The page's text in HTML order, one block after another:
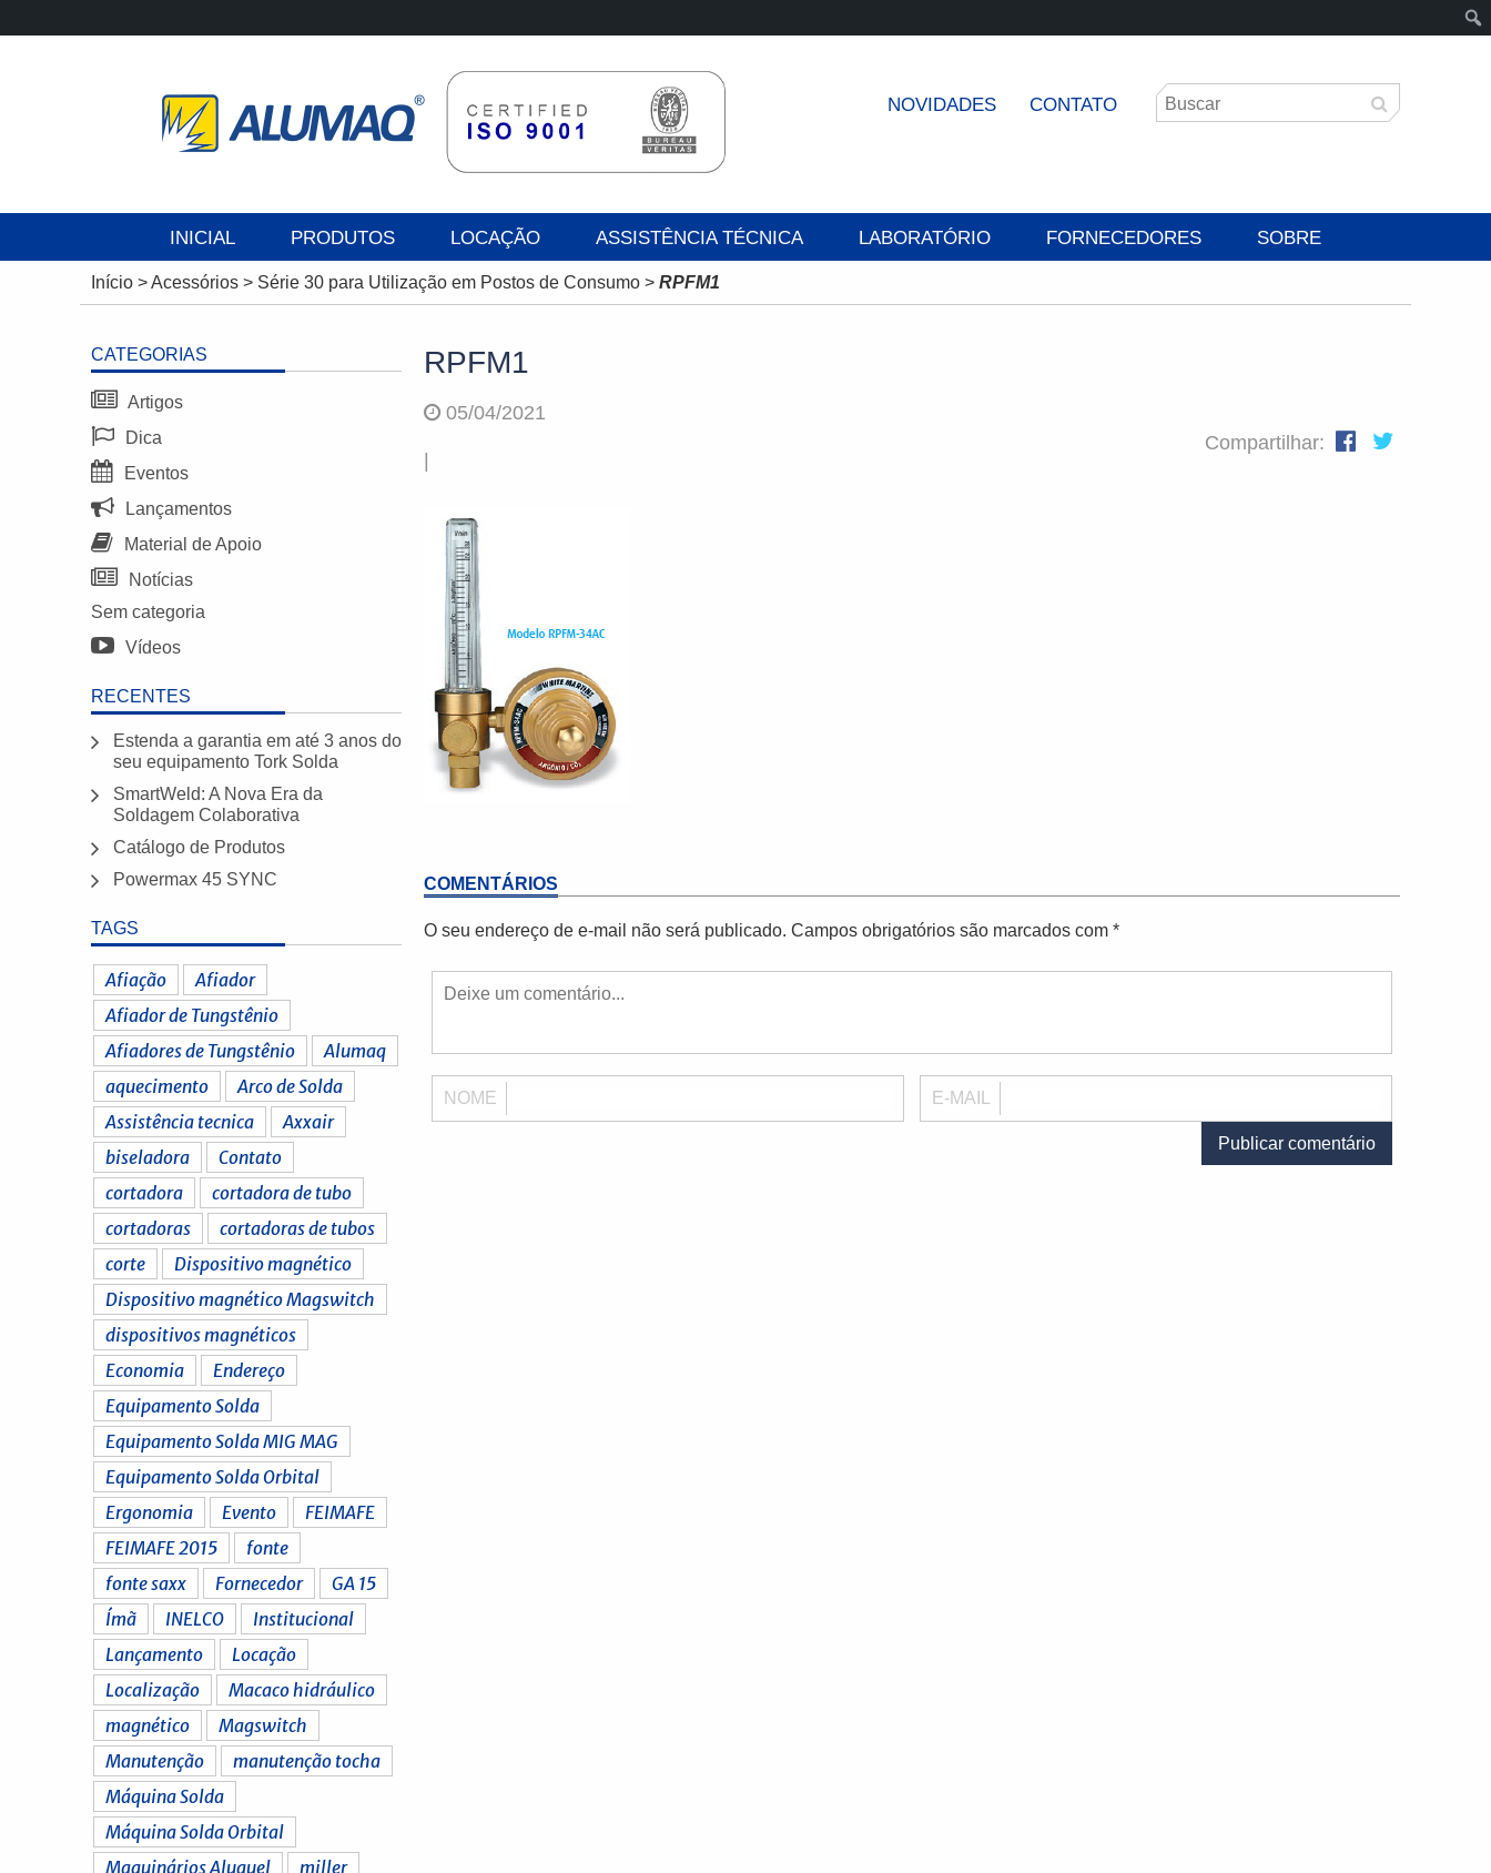
NOVIDADES CONTATO
INICIAL PRODUTOS LOCAÇÃO ASSISTÊNCIA TÉCNICA LABORATÓRIO FORNECEDORES SOBRE
Início >Acessórios > Série 30 para Utilização em Postos de Consumo > RPFM1
CATEGORIAS
Artigos
Dica
Eventos
Lançamentos
Material de Apoio
Notícias
Sem categoria
Vídeos
RECENTES
Estenda a garantia em até 3 anos do
seu equipamento Tork Solda
SmartWeld: A Nova Era da
Soldagem Colaborativa
Catálogo de Produtos
Powermax 45 SYNC
TAGS
Afiação
Afiador
Afiador de Tungstênio
Afiadores de Tungstênio
Alumaq
aquecimento
Arco de Solda
Assistência tecnica
Axxair
biseladora
Contato
cortadora
cortadora de tubo
cortadoras
cortadoras de tubos
corte
Dispositivo magnético
Dispositivo magnético Magswitch
dispositivos magnéticos
Economia
Endereço
Equipamento Solda
Equipamento Solda MIG MAG
Equipamento Solda Orbital
Ergonomia
Evento
FEIMAFE
FEIMAFE 2015
fonte
fonte saxx
Fornecedor
GA 15
Ímã
INELCO
Institucional
Lançamento
Locação
Localização
Macaco hidráulico
magnético
Magswitch
Manutenção
manutenção tocha
Máquina Solda
Máquina Solda Orbital
Maquinários Aluguel
miller
RPFM1
05/04/2021
Compartilhar:
COMENTÁRIOS
O seu endereço de e-mail não será publicado. Campos obrigatórios são marcados com *
NOME E-MAIL